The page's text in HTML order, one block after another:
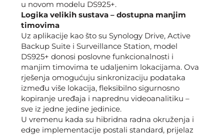
u novom modelu DS925+.
Logika velikih sustava – dostupna manjim
timovima
Uz aplikacije kao što su Synology Drive, Active
Backup Suite i Surveillance Station, model
DS925+ donosi poslovne funkcionalnosti i
manjim timovima te udaljenim lokacijama. Ova
rješenja omogućuju sinkronizaciju podataka
između više lokacija, fleksibilno sigurnosno
kopiranje uređaja i naprednu videoanalitiku –
sve iz jedne jedine jedinice.
U vremenu kada su hibridna radna okruženja i
edge implementacije postali standard, prijelaz